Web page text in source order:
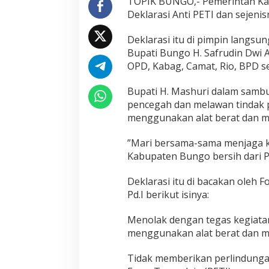
y
a
a
k
a
t
a
g
a
l
e
t
a
a
n
i
Deklarasi Anti PETI dan
‌Deklarasi itu di pimpin
Bupati Bungo H. Safrudin Dwi
OPD, Kabag, Camat, Rio, BPD
‌Bupati H. Mashuri dalam
pencegah dan melawan
menggunakan alat berat dan
‌”Mari bersama-sama
Kabupaten Bungo bersih dari
‌Deklarasi itu di bacakan oleh
Pd.I berikut isinya:
‌Menolak dengan tegas
menggunakan alat berat dan
‌Tidak memberikan